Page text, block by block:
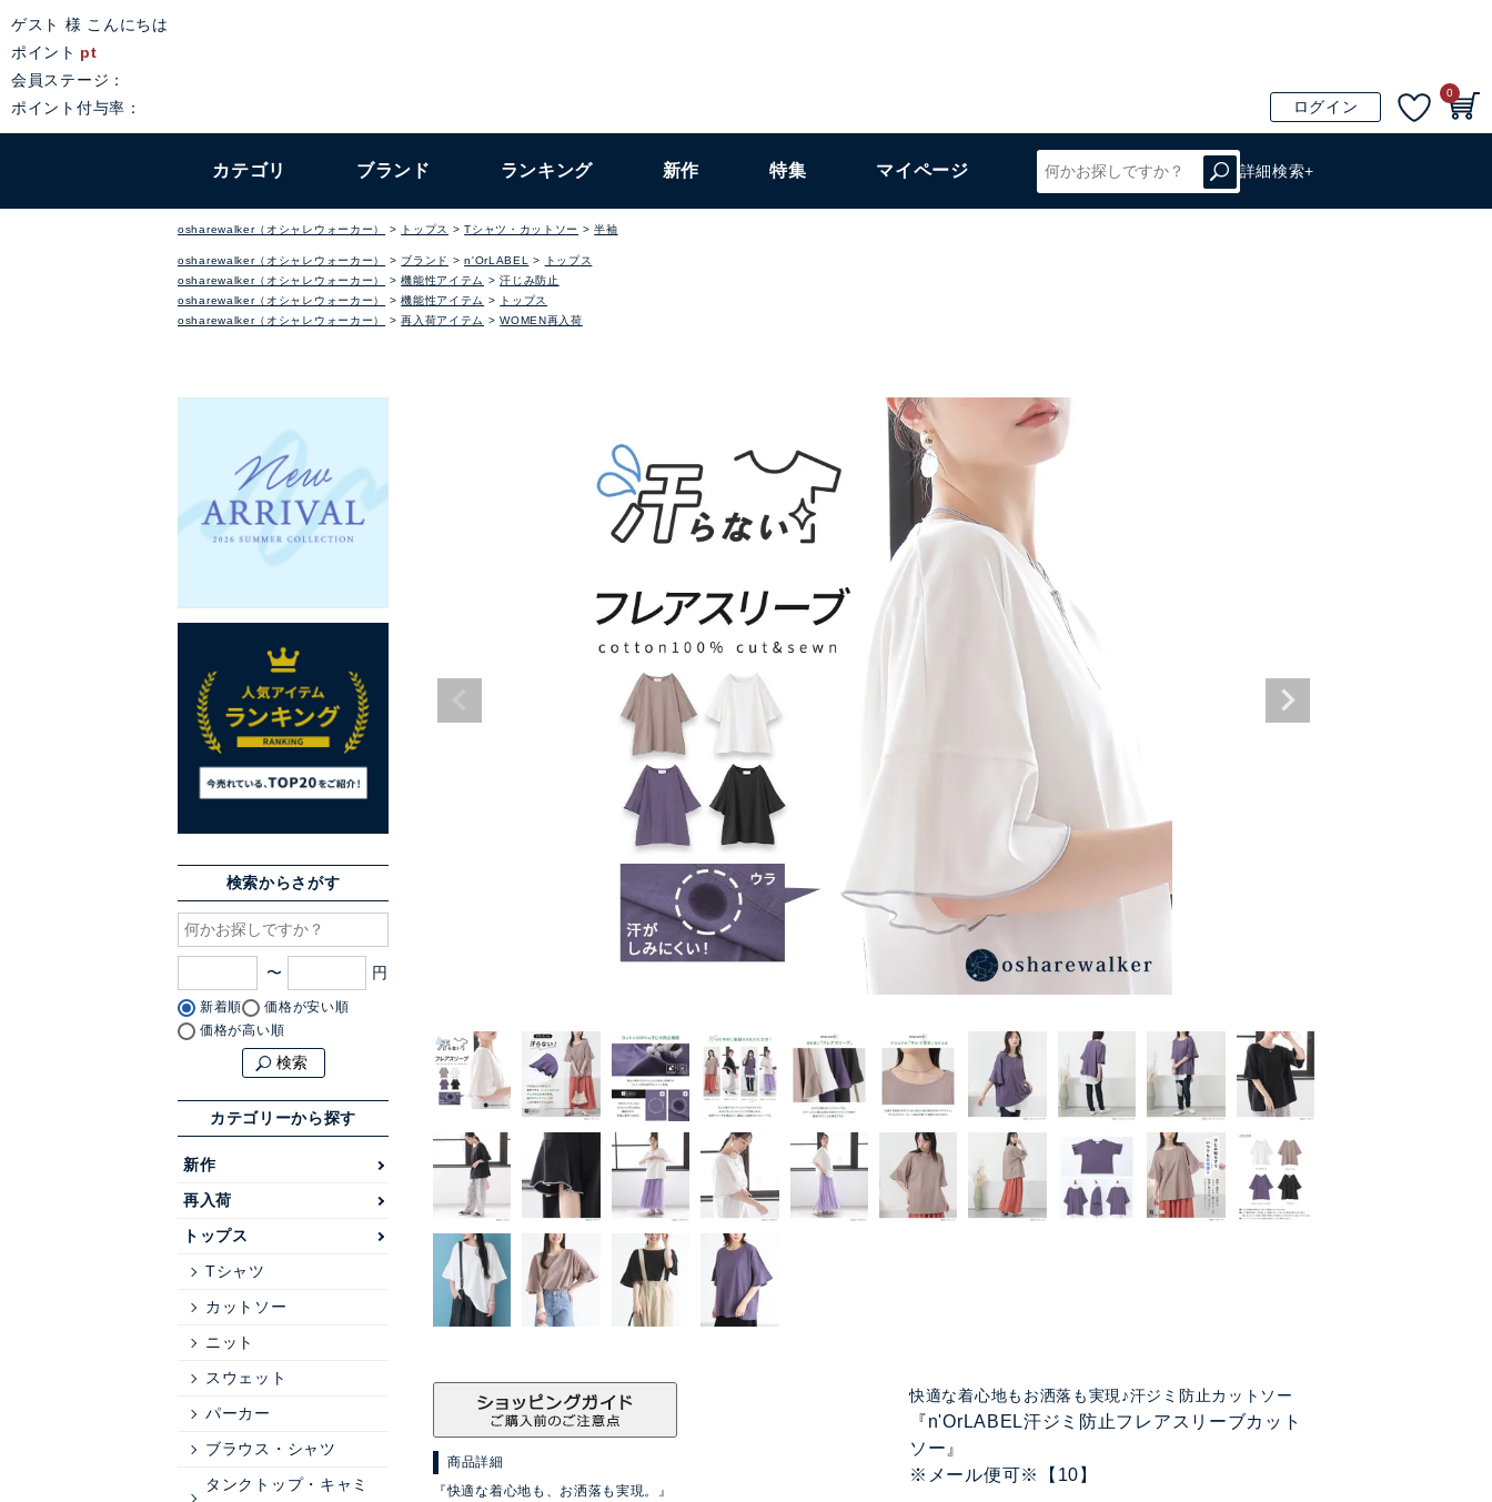
ゲスト 様 こんにちは
ポイント pt
会員ステージ：
ポイント付与率：
ログイン
0
カテゴリ ブランド ランキング 新作 特集 マイページ 詳細検索+
osharewalker（オシャレウォーカー） トップス Tシャツ・カットソー 半袖
osharewalker（オシャレウォーカー） ブランド n'OrLABEL
トップス
osharewalker（オシャレウォーカー）
機能性アイテム
汗じみ防止
osharewalker（オシャレウォーカー）
機能性アイテム
トップス
osharewalker（オシャレウォーカー）
再入荷アイテム WOMEN再入荷
検索からさがす
〜
新着順
価格が安い順
価格が高い順
検索
カテゴリーから探す
新作
再入荷
トップス
Tシャツ
カットソー
ニット
スウェット
パーカー
ブラウス・シャツ
タンクトップ・キャミ
快適な着心地もお洒落も実現♪汗ジミ防止カットソー
『n'OrLABEL汗ジミ防止フレアスリーブカット
ソー』
※メール便可※【10】
商品詳細
『快適な着心地も、お洒落も実現。』